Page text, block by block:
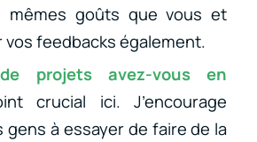
goûts que vous et
vos feedbacks également.
projets avez-vous en
crucial ici. J’encourage
à essayer de faire de la